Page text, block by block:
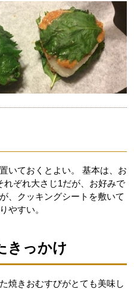
いておくとよい。 基本は、お
ぞれ大さじ1だが、お好みで
、クッキングシートを敷いて
やすい。
きっかけ
焼きおむすびがとても美味し